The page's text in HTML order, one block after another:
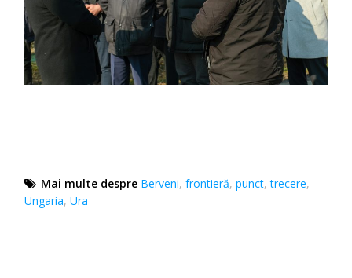
Mai multe despre Berveni,frontieră,punct,trecere,
Ungaria,Ura